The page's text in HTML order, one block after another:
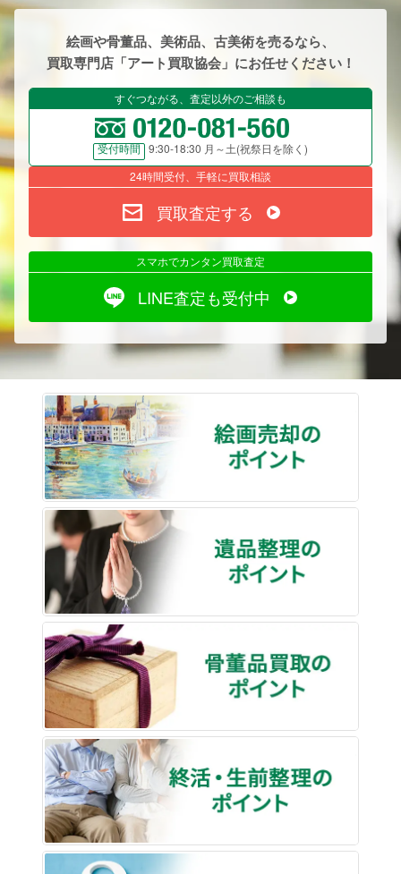
絵画や骨董品、美術品、古美術を売るなら、
買取専門店「アート買取協会」にお任せください！
すぐつながる、査定以外のご相談も
受付時間
9:30-18:30 月～土(祝祭日を除く)
24時間受付、手軽に買取相談
買取査定する
スマホでカンタン買取査定
LINE査定も受付中